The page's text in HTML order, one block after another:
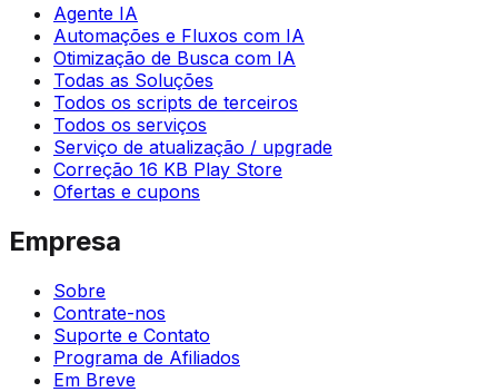
Agente IA
Automações e Fluxos com IA
Otimização de Busca com IA
Todas as Soluções
Todos os scripts de terceiros
Todos os serviços
Serviço de atualização / upgrade
Correção 16 KB Play Store
Ofertas e cupons
Empresa
Sobre
Contrate-nos
Suporte e Contato
Programa de Afiliados
Em Breve